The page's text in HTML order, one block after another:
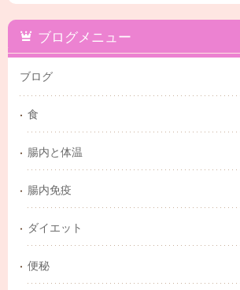
ブログメニュー
ブログ
食
腸内と体温
腸内免疫
ダイエット
便秘